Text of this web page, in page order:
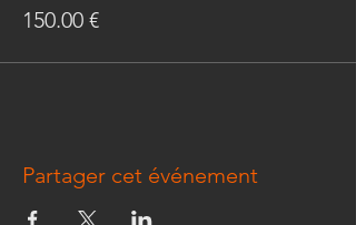
150.00 €
Partager cet événement